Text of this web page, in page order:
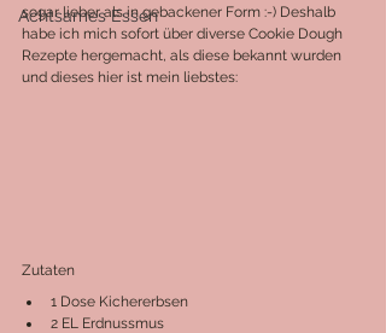
Achtsames Essen
sogar lieber als in gebackener Form :-) Deshalb
habe ich mich sofort über diverse Cookie Dough
Rezepte hergemacht, als diese bekannt wurden
und dieses hier ist mein liebstes:
Zutaten
1 Dose Kichererbsen
2 EL Erdnussmus